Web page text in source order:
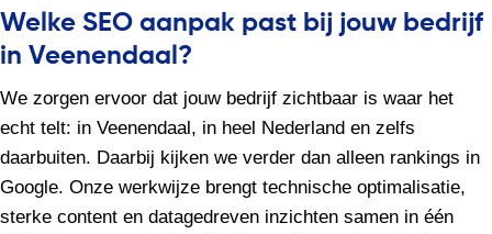
Welke SEO aanpak past bij jouw bedrijf
in Veenendaal?
We zorgen ervoor dat jouw bedrijf zichtbaar is waar het
echt telt: in Veenendaal, in heel Nederland en zelfs
daarbuiten. Daarbij kijken we verder dan alleen rankings in
Google. Onze werkwijze brengt technische optimalisatie,
sterke content en datagedreven inzichten samen in één